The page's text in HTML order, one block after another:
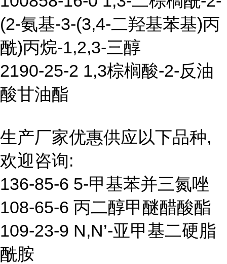
(2-氨基-3-(3,4-二羟基苯基)丙
酰)丙烷-1,2,3-三醇
2190-25-2 1,3棕榈酸-2-反油
酸甘油酯
生产厂家优惠供应以下品种,
欢迎咨询:
136-85-6 5-甲基苯并三氮唑
108-65-6 丙二醇甲醚醋酸酯
109-23-9 N,N’-亚甲基二硬脂
酰胺